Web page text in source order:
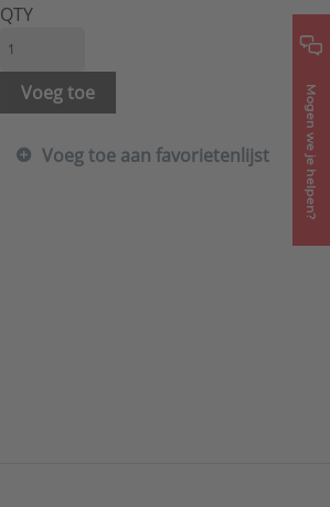
Mogen we je helpen?
QTY
Voeg toe
Voeg toe aan favorietenlijst